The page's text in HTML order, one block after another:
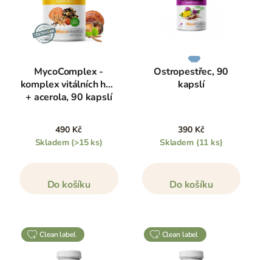
MycoComplex -
komplex vitálních hub
+ acerola, 90 kapslí
490 Kč
Skladem (>15 ks)
Do košíku
Ostropestřec, 90
kapslí
390 Kč
Skladem (11 ks)
Do košíku
clean label clean label